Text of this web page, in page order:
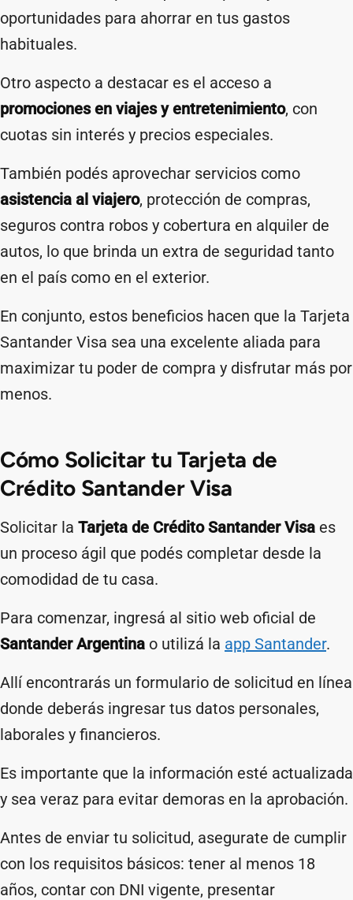
oportunidades para ahorrar en tus gastos
habituales.
Otro aspecto a destacar es el acceso a
promociones en viajes y entretenimiento, con
cuotas sin interés y precios especiales.
También podés aprovechar servicios como
asistencia al viajero, protección de compras,
seguros contra robos y cobertura en alquiler de
autos, lo que brinda un extra de seguridad tanto
en el país como en el exterior.
En conjunto, estos beneficios hacen que la Tarjeta
Santander Visa sea una excelente aliada para
maximizar tu poder de compra y disfrutar más por
menos.
Cómo Solicitar tu Tarjeta de
Crédito Santander Visa
Solicitar la Tarjeta de Crédito Santander Visa es
un proceso ágil que podés completar desde la
comodidad de tu casa.
Para comenzar, ingresá al sitio web oficial de
Santander Argentina o utilizá la app Santander.
Allí encontrarás un formulario de solicitud en línea
donde deberás ingresar tus datos personales,
laborales y financieros.
Es importante que la información esté actualizada
y sea veraz para evitar demoras en la aprobación.
Antes de enviar tu solicitud, asegurate de cumplir
con los requisitos básicos: tener al menos 18
años, contar con DNI vigente, presentar